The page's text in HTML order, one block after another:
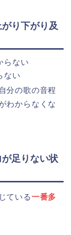
り下がり及
らない
ない
分の歌の音程
わからなくな
足りない状
ている一番多